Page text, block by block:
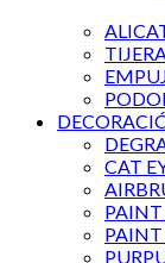
CAT
PAINT
PAINT